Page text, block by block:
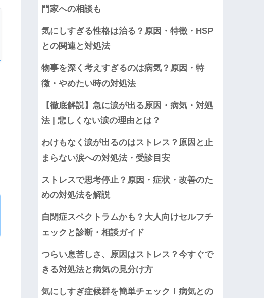
門家への相談も
気にしすぎる性格は治る？原因・特徴・HSP
との関連と対処法
物事を深く考えすぎるのは病気？原因・特
徴・やめたい時の対処法
【徹底解説】急に涙が出る原因・病気・対処
法 | 悲しくない涙の理由とは？
わけもなく涙が出るのはストレス？原因と止
まらない涙への対処法・受診目安
ストレスで思考停止？原因・症状・改善のた
めの対処法を解説
自閉症スペクトラムかも？大人向けセルフチ
ェックと診断・相談ガイド
つらい息苦しさ、原因はストレス？今すぐで
きる対処法と病気の見分け方
気にしすぎ症候群を簡単チェック！病気との